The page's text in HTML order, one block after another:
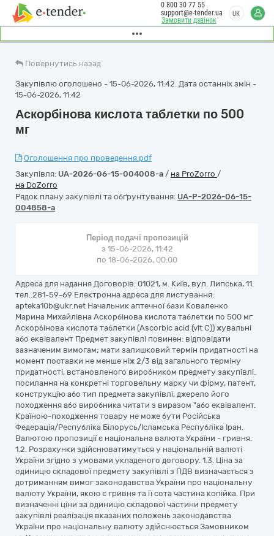
Замовити дзвінок
0 800 30 77 55
support@e-tender.ua
UK
Повернутись назад
Закупівлю оголошено - 15-06-2026, 11:42. Дата останніх змін -
15-06-2026, 11:42
Аскорбінова кислота таблетки по 500
мг
Оголошення про проведення.pdf
Закупівля: UA-2026-06-15-004008-a / на ProZorro /
на DoZorro
Рядок плану закупівлі та обґрунтування: UA-P-2026-06-15-
004858-a
Період подачі пропозицій
з 15-06-2026, 11:42
по 18-06-2026, 00:00
Адреса для надання Договорів: 01021, м. Київ, вул. Липська, 11.
тел..281-59-69 Електронна адреса для листування:
apteka10b@ukr.net Начальник аптечної бази Коваленко
Марина Михайлівна Аскорбінова кислота таблетки по 500 мг
Аскорбінова кислота таблетки (Ascorbic acid (vit C)) жувальні
або еквівалент Предмет закупівлі повинен: відповідати
зазначеним вимогам; мати залишковий термін придатності на
момент поставки не менше ніж 2/3 від загального терміну
придатності, встановленого виробником предмету закупівлі.
посилання на конкретні торговельну марку чи фірму, патент,
конструкцію або тип предмета закупівлі, джерело його
походження або виробника читати з виразом "або еквівалент.
Країною-походження товару не може бути Російська
Федерація/Республіка Білорусь/Ісламська Республіка Іран.
Валютою пропозиції є національна валюта України - гривня.
1.2. Розрахунки здійснюватимуться у національній валюті
України згідно з умовами укладеного договору. 1.3. Ціна за
одиницю складової предмету закупівлі з ПДВ визначається з
дотриманням вимог законодавства України про національну
валюту України, якою є гривня та її сота частина копійка. При
визначенні ціни за одиницю складової частини предмету
закупівлі реалізація вказаних положень законодавства
України про національну валюту здійснюється Замовником